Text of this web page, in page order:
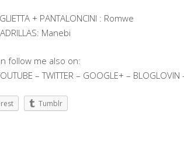
+ PANTALONCINI : Romwe
Manebi
follow me also on:
– TWITTER – GOOGLE+ – BLOGLOVIN
Tumblr